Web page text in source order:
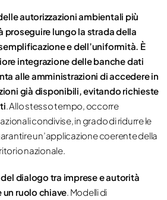
autorizzazioni ambientali più
proseguire lungo la strada della
e dell’uniformità. È
integrazione delle banche dati
alle amministrazioni di accedere in
già disponibili, evitando richieste
. Allo stesso tempo, occorre
condivise, in grado di ridurre le
un’applicazione coerente della
nazionale.
dialogo tra imprese e autorità
ruolo chiave . Modelli di